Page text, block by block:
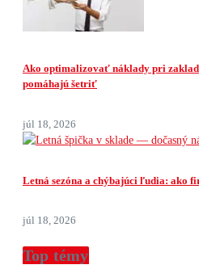
Ako optimalizovať náklady pri
pomáhajú šetriť
júl 18, 2026
Letná sezóna a chýbajúci ľudia: ako
júl 18, 2026
Top témy